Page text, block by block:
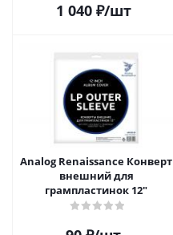
1 040₽/шт
Analog Renaissance Конверт
внешний для
грампластинок 12"